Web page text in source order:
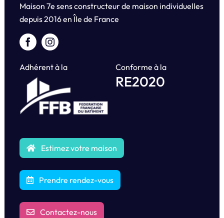
Maison 7e sens constructeur de maison individuelles
depuis2016 en Île de France
Adhérent à la Conforme à la
RE2020
Estimez votre maison
Prendre rendez-vous
Contactez-nous